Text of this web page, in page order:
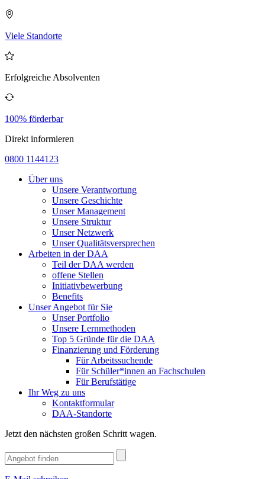
Viele Standorte
Erfolgreiche Absolventen
100% förderbar
Direkt informieren
0800 1144123
Über uns
Unsere Verantwortung
Unsere Geschichte
Unser Management
Unsere Struktur
Unser Netzwerk
Unser Qualitätsversprechen
Arbeiten in der DAA
Teil der DAA werden
offene Stellen
Initiativbewerbung
Benefits
Unser Angebot für Sie
Unser Portfolio
Unsere Lernmethoden
Top 5 Gründe für die DAA
Finanzierung und Förderung
Für Arbeitssuchende
Für Schüler*innen an Fachschulen
Für Berufstätige
Ihr Weg zu uns
Kontaktformular
DAA-Standorte
Jetzt den nächsten großen Schritt wagen.